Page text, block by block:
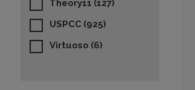
Theory11 (127)
USPCC (925)
Virtuoso (6)